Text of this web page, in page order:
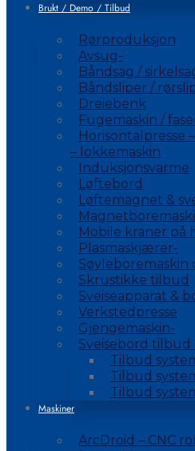
Brukt / Demo / Tilbud
Rørproduksjon
Avsug-
Båndsag /
Båndsliper /
Dreiebenk
Fugemaskin /
Horisontalpresse
– lokkemaskin
Induksjonsvarme
Løftebord
Løftemagnet &
Mobile kraner på
Plasmaskjærer-
Søyleboremaskin
Skrustikke tilbud
Sveiseapparat &
Verkstedpresse
Gjengemaskin-
Sveisebord
Tilbud
Tilbud
Tilbud
Maskiner
ArcDroid – CNC